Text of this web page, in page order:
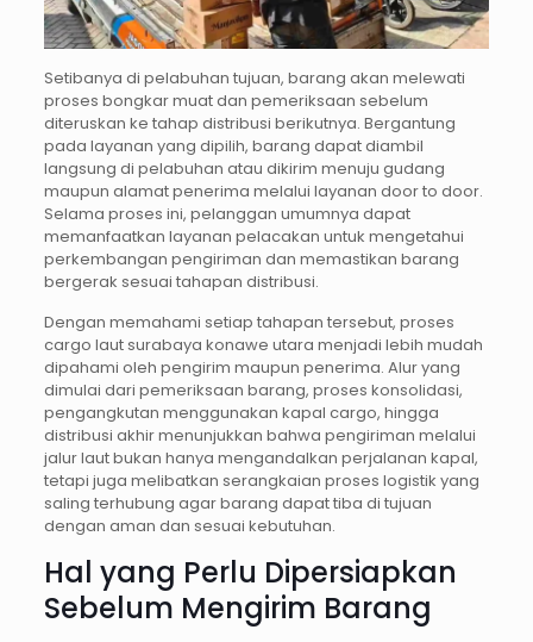
Setibanya di pelabuhan tujuan, barang akan melewati
proses bongkar muat dan pemeriksaan sebelum
diteruskan ke tahap distribusi berikutnya. Bergantung
pada layanan yang dipilih, barang dapat diambil
langsung di pelabuhan atau dikirim menuju gudang
maupun alamat penerima melalui layanan door to door.
Selama proses ini, pelanggan umumnya dapat
memanfaatkan layanan pelacakan untuk mengetahui
perkembangan pengiriman dan memastikan barang
bergerak sesuai tahapan distribusi.
Dengan memahami setiap tahapan tersebut, proses
cargo laut surabaya konawe utara menjadi lebih mudah
dipahami oleh pengirim maupun penerima. Alur yang
dimulai dari pemeriksaan barang, proses konsolidasi,
pengangkutan menggunakan kapal cargo, hingga
distribusi akhir menunjukkan bahwa pengiriman melalui
jalur laut bukan hanya mengandalkan perjalanan kapal,
tetapi juga melibatkan serangkaian proses logistik yang
saling terhubung agar barang dapat tiba di tujuan
dengan aman dan sesuai kebutuhan.
Hal yang Perlu Dipersiapkan
Sebelum Mengirim Barang